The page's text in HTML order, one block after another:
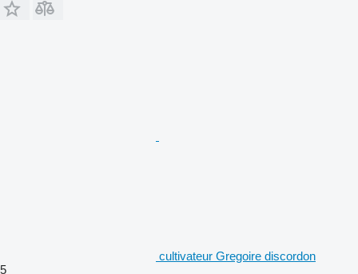
cultivateur Gregoire discordon
5